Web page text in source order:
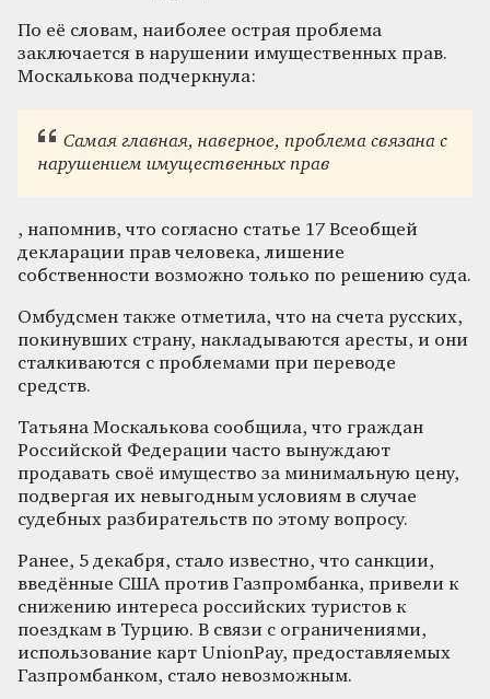
По её словам, наиболее острая проблема
заключается в нарушении имущественных прав.
Москалькова подчеркнула:
Самая главная, наверное, проблема связана с
нарушением имущественных прав
, напомнив, что согласно статье 17 Всеобщей
декларации прав человека, лишение
собственности возможно только по решению суда.
Омбудсмен также отметила, что на счета русских,
покинувших страну, накладываются аресты, и они
сталкиваются с проблемами при переводе
средств.
Татьяна Москалькова сообщила, что граждан
Российской Федерации часто вынуждают
продавать своё имущество за минимальную цену,
подвергая их невыгодным условиям в случае
судебных разбирательств по этому вопросу.
Ранее, 5 декабря, стало известно, что санкции,
введённые США против Газпромбанка, привели к
снижению интереса российских туристов к
поездкам в Турцию. В связи с ограничениями,
использование карт UnionPay, предоставляемых
Газпромбанком, стало невозможным.